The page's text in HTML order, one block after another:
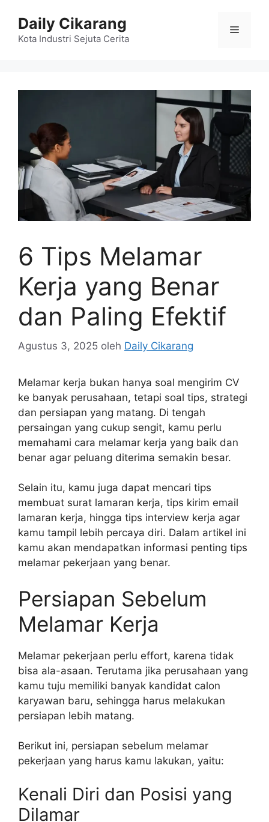
Daily Cikarang
Kota Industri Sejuta Cerita
Menu
6 Tips Melamar
Kerja yang Benar
dan Paling Efektif
Agustus 3, 2025 oleh Daily Cikarang
Melamar kerja bukan hanya soal mengirim CV
ke banyak perusahaan, tetapi soal tips, strategi
dan persiapan yang matang. Di tengah
persaingan yang cukup sengit, kamu perlu
memahami cara melamar kerja yang baik dan
benar agar peluang diterima semakin besar.
Selain itu, kamu juga dapat mencari tips
membuat surat lamaran kerja, tips kirim email
lamaran kerja, hingga tips interview kerja agar
kamu tampil lebih percaya diri. Dalam artikel ini
kamu akan mendapatkan informasi penting tips
melamar pekerjaan yang benar.
Persiapan Sebelum
Melamar Kerja
Melamar pekerjaan perlu effort, karena tidak
bisa ala-asaan. Terutama jika perusahaan yang
kamu tuju memiliki banyak kandidat calon
karyawan baru, sehingga harus melakukan
persiapan lebih matang.
Berikut ini, persiapan sebelum melamar
pekerjaan yang harus kamu lakukan, yaitu:
Kenali Diri dan Posisi yang
Dilamar